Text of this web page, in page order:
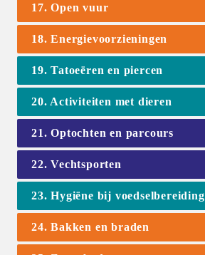
17. Open vuur
18. Energievoorzieningen
19. Tatoeëren en piercen
20. Activiteiten met dieren
21. Optochten en parcours
22. Vechtsporten
23. Hygiëne bij voedselbereiding
24. Bakken en braden